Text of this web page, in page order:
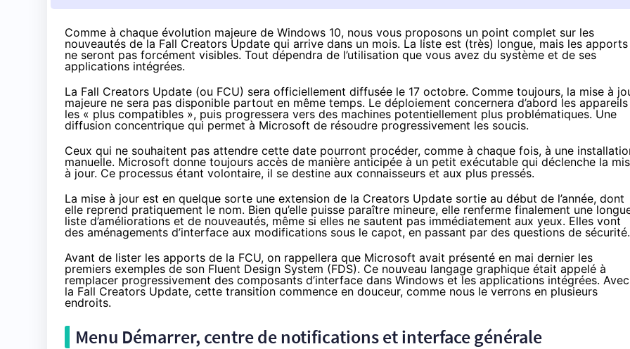
Comme à chaque évolution majeure de Windows 10, nous vous proposons un point complet sur les
nouveautés de la Fall Creators Update qui arrive dans un mois. La liste est (très) longue, mais les apports
ne seront pas forcément visibles. Tout dépendra de l’utilisation que vous avez du système et de ses
applications intégrées.
La Fall Creators Update (ou FCU) sera officiellement diffusée le 17 octobre. Comme toujours, la mise à
majeure ne sera pas disponible partout en même temps. Le déploiement concernera d’abord les appareils
les « plus compatibles », puis progressera vers des machines potentiellement plus problématiques. Une
diffusion concentrique qui permet à Microsoft de résoudre progressivement les soucis.
Ceux qui ne souhaitent pas attendre cette date pourront procéder, comme à chaque fois, à une
manuelle. Microsoft donne toujours accès de manière anticipée à un petit exécutable qui déclenche la
à jour. Ce processus étant volontaire, il se destine aux connaisseurs et aux plus pressés.
La mise à jour est en quelque sorte une extension de la Creators Update sortie au début de l’année, dont
elle reprend pratiquement le nom. Bien qu’elle puisse paraître mineure, elle renferme finalement une
liste d’améliorations et de nouveautés, même si elles ne sautent pas immédiatement aux yeux. Elles vont
des aménagements d’interface aux modifications sous le capot, en passant par des questions de sécurité.
Avant de lister les apports de la FCU, on rappellera que Microsoft avait présenté en mai dernier les
premiers exemples de son Fluent Design System (FDS). Ce nouveau langage graphique était appelé à
remplacer progressivement des composants d’interface dans Windows et les applications intégrées. Avec
la Fall Creators Update, cette transition commence en douceur, comme nous le verrons en plusieurs
endroits.
Menu Démarrer, centre de notifications et interface générale